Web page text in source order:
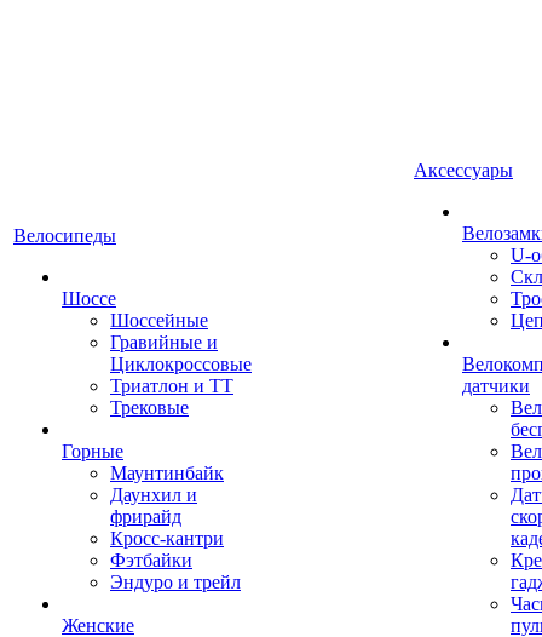
Велосипеды
Шоссе
Шоссейные
Гравийные и
Циклокроссовые
Триатлон и ТТ
Трековые
Горные
Маунтинбайк
Даунхил и
фрирайд
Кросс-кантри
Фэтбайки
Эндуро и трейл
Женские
Аксессуары
U-
датчики